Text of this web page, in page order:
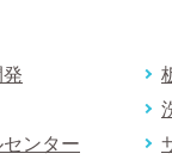
センター